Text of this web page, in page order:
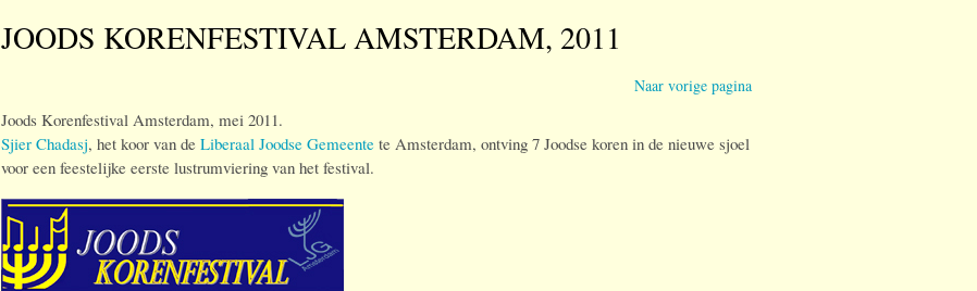
JOODS KORENFESTIVAL AMSTERDAM, 2011
Naar vorige pagina
Joods Korenfestival Amsterdam, mei 2011.
Sjier Chadasj, het koor van de Liberaal Joodse Gemeente te Amsterdam, ontving 7 Joodse koren in de nieuwe sjoel
voor een feestelijke eerste lustrumviering van het festival.